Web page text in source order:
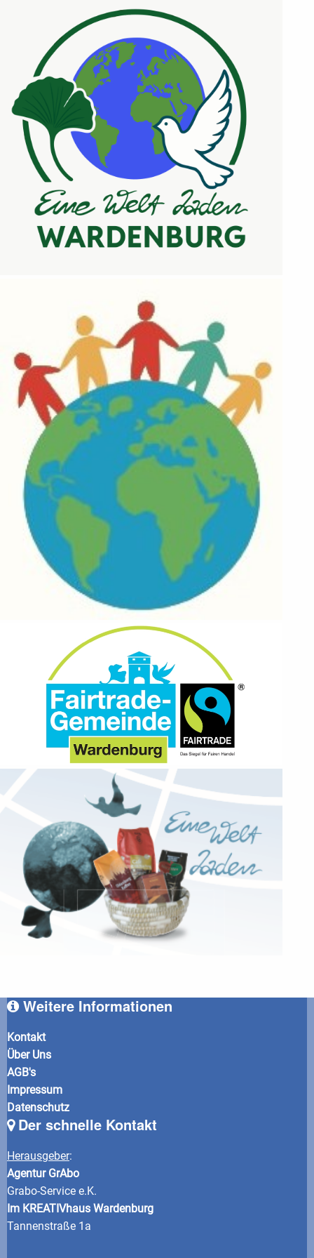
Weitere Informationen
Kontakt
Über Uns
AGB's
Impressum
Datenschutz
Der schnelle Kontakt
Herausgeber:
Agentur GrAbo
Grabo-Service e.K.
Im KREATIVhaus Wardenburg
Tannenstraße 1a